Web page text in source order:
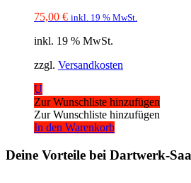
75,00 € inkl. 19 % MwSt.
inkl. 19 % MwSt.
zzgl. Versandkosten
U
Zur Wunschliste hinzufügen
Zur Wunschliste hinzufügen
In den Warenkorb
Deine Vorteile bei Dartwerk-